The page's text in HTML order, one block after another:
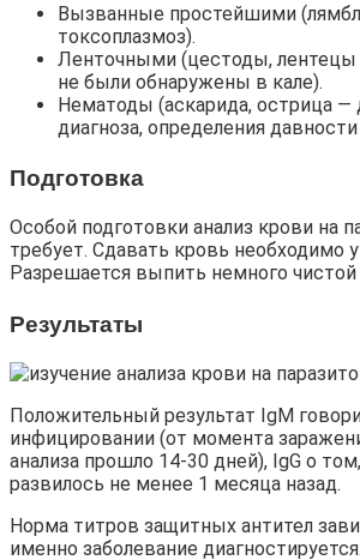
Вызванные простейшими
токсоплазмоз).
Ленточными (цестоды, лентецы
не были обнаружены в кале).
Нематоды (аскарида, острица —
диагноза, определения
Подготовка
Особой подготовки анализ крови на
требует. Сдавать кровь необходимо
Разрешается выпить немного
Результаты
Положительный результат IgM
инфицировании (от момента
анализа прошло 14-30 дней), IgG о
развилось не менее 1 месяца назад.
Норма титров защитных антител
именно заболевание диагностируется.